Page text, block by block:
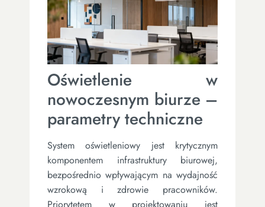
Oświetlenie w
nowoczesnym biurze –
parametry techniczne
System oświetleniowy jest krytycznym
komponentem infrastruktury biurowej,
bezpośrednio wpływającym na wydajność
wzrokową i zdrowie pracowników.